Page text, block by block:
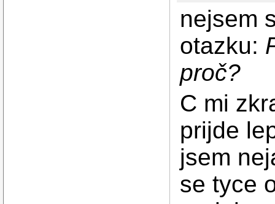
nejsem
otazku:
proč?
C mi
prijde
jsem
se tyce